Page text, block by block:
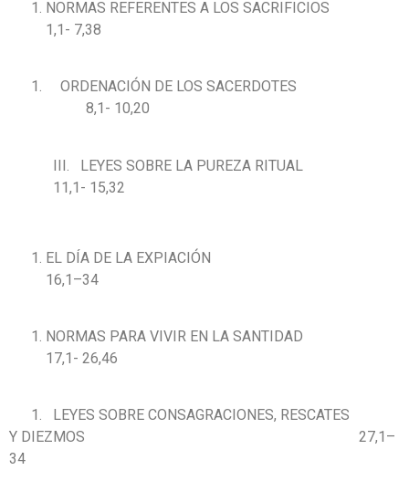
NORMAS REFERENTES A LOS SACRIFICIOS
1,1- 7,38
ORDENACIÓN DE LOS SACERDOTES
8,1- 10,20
III. LEYES SOBRE LA PUREZA RITUAL
11,1- 15,32
EL DÍA DE LA EXPIACIÓN
16,1–34
NORMAS PARA VIVIR EN LA SANTIDAD
17,1- 26,46
LEYES SOBRE CONSAGRACIONES, RESCATES
Y DIEZMOS 27,1–
34